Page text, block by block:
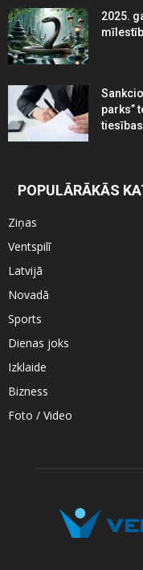
2025.
parks”
POPULĀRĀKĀS
Ziņas
Ventspilī
Latvijā
Novadā
Sports
Dienas joks
Izklaide
Bizness
Foto / Video